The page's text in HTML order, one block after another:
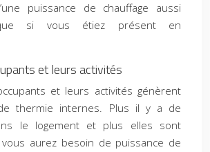
puissance de chauffage aussi
si vous étiez présent en
et leurs activités
et leurs activités génèrent
thermie internes. Plus il y a de
le logement et plus elles sont
vous aurez besoin de puissance de